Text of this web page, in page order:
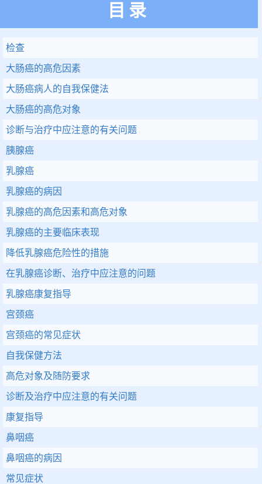
目录
检查
大肠癌的高危因素
大肠癌病人的自我保健法
大肠癌的高危对象
诊断与治疗中应注意的有关问题
胰腺癌
乳腺癌
乳腺癌的病因
乳腺癌的高危因素和高危对象
乳腺癌的主要临床表现
降低乳腺癌危险性的措施
在乳腺癌诊断、治疗中应注意的问题
乳腺癌康复指导
宫颈癌
宫颈癌的常见症状
自我保健方法
高危对象及随防要求
诊断及治疗中应注意的有关问题
康复指导
鼻咽癌
鼻咽癌的病因
常见症状